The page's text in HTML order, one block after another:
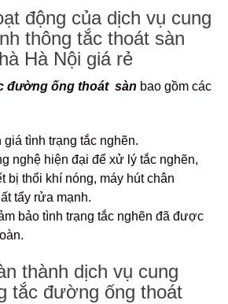
động của dịch vụ cung
thông tắc thoát sàn
Hà Nội giá rẻ
đường ống thoát sàn bao gồm các
giá tình trạng tắc nghẽn.
nghệ hiện đại để xử lý tắc nghẽn,
bị thổi khí nóng, máy hút chân
tẩy rửa mạnh.
bảo tình trạng tắc nghẽn đã được
thành dịch vụ cung
tắc đường ống thoát